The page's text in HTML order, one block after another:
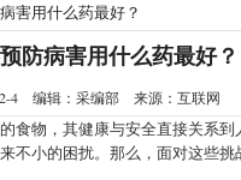
害用什么药最好？
防病害用什么药最好？
2-4 编辑：采编部 来源：互联网
物，其健康与安全直接关系到
不小的困扰。那么，面对这些